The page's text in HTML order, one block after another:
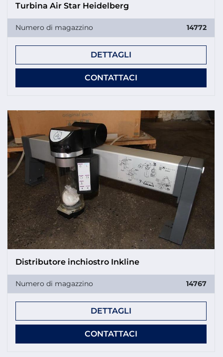
Turbina Air Star Heidelberg
Numero di magazzino 14772
DETTAGLI
CONTATTACI
Distributore inchiostro Inkline
Numero di magazzino 14767
DETTAGLI
CONTATTACI